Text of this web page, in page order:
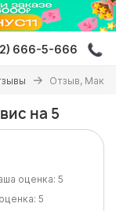
666-5-666
Отзыв,
на 5
оценка: 5
5